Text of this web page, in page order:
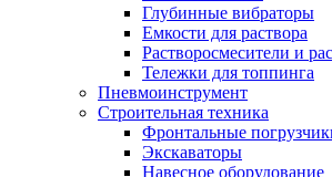
Глубинные вибраторы
Емкости для раствора
Растворосмесители и
Тележки для топпинга
Пневмоинструмент
Строительная техника
Фронтальные
Экскаваторы
Навесное оборудование